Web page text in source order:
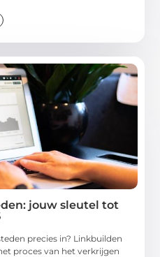
jouw sleutel tot
precies in? Linkbuilden
proces van het verkrijgen